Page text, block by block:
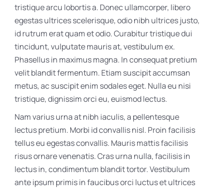
tristique arcu lobortis a. Donec ullamcorper, libero
egestas ultrices scelerisque, odio nibh ultrices justo,
id rutrum erat quam et odio. Curabitur tristique dui
tincidunt, vulputate mauris at, vestibulum ex.
Phasellus in maximus magna. In consequat pretium
velit blandit fermentum. Etiam suscipit accumsan
metus, ac suscipit enim sodales eget. Nulla eu nisi
tristique, dignissim orci eu, euismod lectus.
Nam varius urna at nibh iaculis, a pellentesque
lectus pretium. Morbi id convallis nisl. Proin facilisis
tellus eu egestas convallis. Mauris mattis facilisis
risus ornare venenatis. Cras urna nulla, facilisis in
lectus in, condimentum blandit tortor. Vestibulum
ante ipsum primis in faucibus orci luctus et ultrices